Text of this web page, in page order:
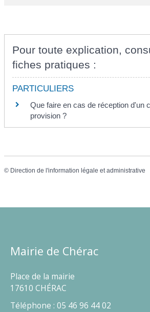
Pour toute explication,
fiches pratiques :
PARTICULIERS
Que faire en cas de réception d'un
provision ?
© Direction de l'information légale et administrative
Mairie de Chérac
Place de la mairie
17610 CHÉRAC
Téléphone : 05 46 96 44 02